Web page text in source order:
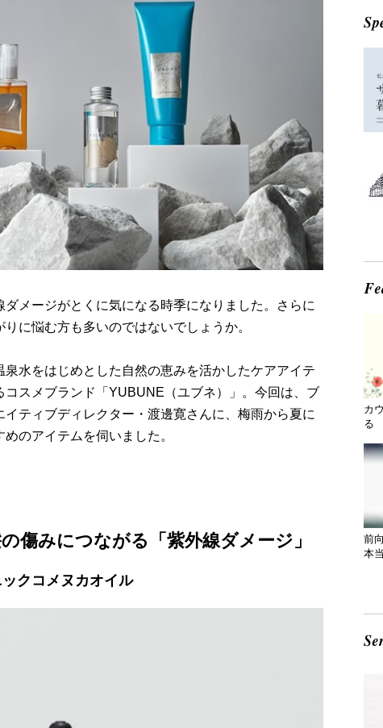
メージがとくに気になる時季になりました。さらに
に悩む方も多いのではないでしょうか。
水をはじめとした自然の恵みを活かしたケアアイテ
コスメブランド「YUBUNE（ユブネ）」。今回は、ブ
ティブディレクター・渡邊寛さんに、梅雨から夏に
のアイテムを伺いました。
傷みにつながる「紫外線ダメージ」
クコメヌカオイル
カ
る
前
本